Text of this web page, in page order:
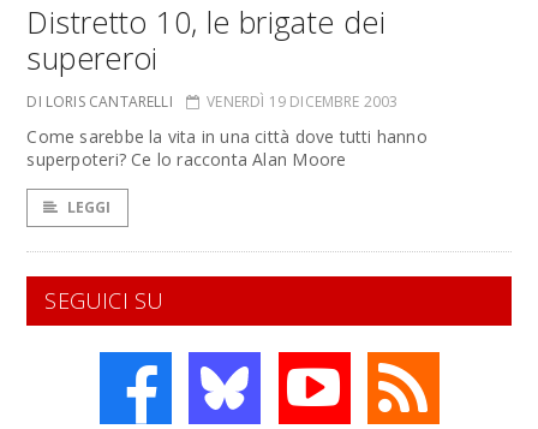
Distretto 10, le brigate dei
supereroi
DI LORIS CANTARELLI VENERDÌ 19 DICEMBRE 2003
Come sarebbe la vita in una città dove tutti hanno
superpoteri? Ce lo racconta Alan Moore
LEGGI
SEGUICI SU